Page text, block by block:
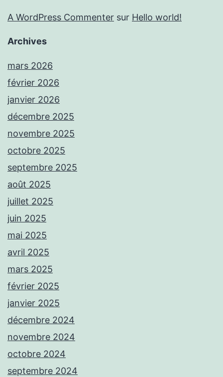
A WordPress Commenter sur Hello world!
Archives
mars 2026
février 2026
janvier 2026
décembre 2025
novembre 2025
octobre 2025
septembre 2025
août 2025
juillet 2025
juin 2025
mai 2025
avril 2025
mars 2025
février 2025
janvier 2025
décembre 2024
novembre 2024
octobre 2024
septembre 2024